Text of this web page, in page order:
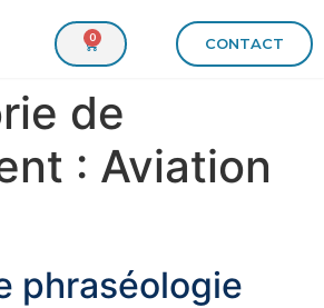
0 CONTACT
de
: Aviation
phraséologie